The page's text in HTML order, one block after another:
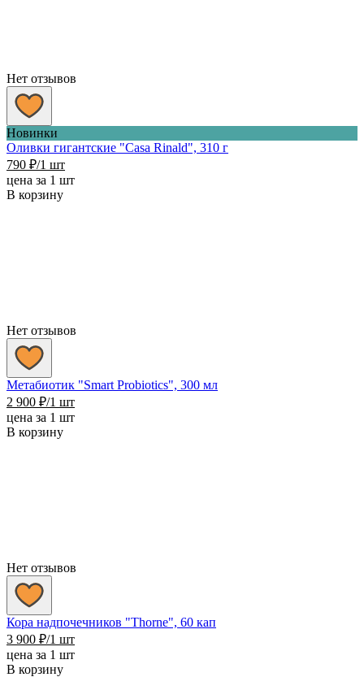
Нет отзывов
Новинки
Оливки гигантские "Casa Rinald", 310 г
790 ₽/1 шт
цена за 1 шт
В корзину
Нет отзывов
Метабиотик "Smart Probiotics", 300 мл
2 900 ₽/1 шт
цена за 1 шт
В корзину
Нет отзывов
Кора надпочечников "Thorne", 60 кап
3 900 ₽/1 шт
цена за 1 шт
В корзину